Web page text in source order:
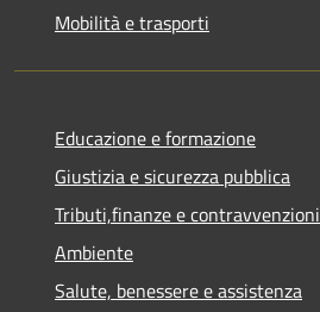
Mobilità e trasporti
Educazione e formazione
Giustizia e sicurezza pubblica
Tributi,finanze e contravvenzioni
Ambiente
Salute, benessere e assistenza